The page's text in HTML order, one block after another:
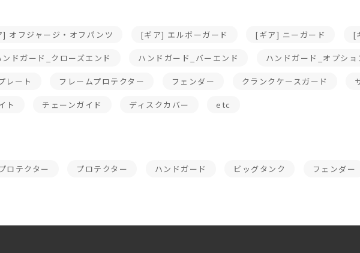
] オフジャージ・オフパンツ [ギア] エルボーガード [ギア] ニーガード [
ンドガード_クローズエンド ハンドガード_バーエンド ハンドガード_オプショ
レート フレームプロテクター フェンダー クランクケースガード
ト チェーンガイド ディスクカバー etc
ロテクター プロテクター ハンドガード ビッグタンク フェンダー